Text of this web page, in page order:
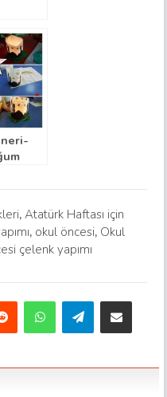
,Atatürk Haftası için
, okul öncesi, Okul
çelenk yapımı
Reddit WhatsAppTelegram